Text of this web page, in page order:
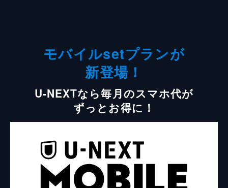
モバイルsetプランが
新登場！
U-NEXTなら毎月のスマホ代が
ずっとお得に！